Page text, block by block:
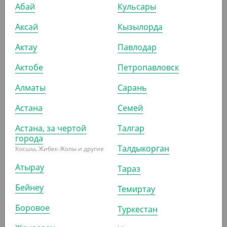
(5 143₸
Verde Vita
ШТ КОР (10)
Абай
Аксай
Актау
Актобе
Алматы
Астана
Астана, за чертой
города
Косшы, Жибек-Жолы и другие
Атырау
Бейнеу
Боровое
Кульсары
Кызылорда
Павлодар
Петропавловск
Сарань
Семей
Талгар
Талдыкорган
Тараз
Темиртау
Туркестан